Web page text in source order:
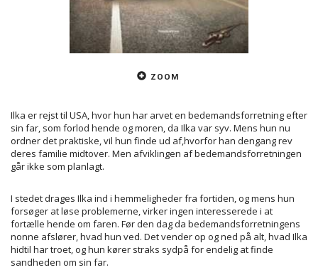
ZOOM
Ilka er rejst til USA, hvor hun har arvet en bedemandsforretning efter
sin far, som forlod hende og moren, da Ilka var syv. Mens hun nu
ordner det praktiske, vil hun finde ud af,hvorfor han dengang rev
deres familie midtover. Men afviklingen af bedemandsforretningen
går ikke som planlagt.
I stedet drages Ilka ind i hemmeligheder fra fortiden, og mens hun
forsøger at løse problemerne, virker ingen interesserede i at
fortælle hende om faren. Før den dag da bedemandsforretningens
nonne afslører, hvad hun ved. Det vender op og ned på alt, hvad Ilka
hidtil har troet, og hun kører straks sydpå for endelig at finde
sandheden om sin far.